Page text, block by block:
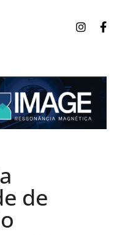
de